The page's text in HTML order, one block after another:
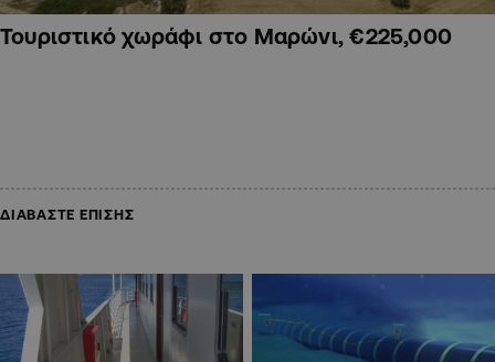
Τουριστικό χωράφι στο Μαρώνι, €225,000
ΔΙΑΒΑΣΤΕ ΕΠΙΣΗΣ